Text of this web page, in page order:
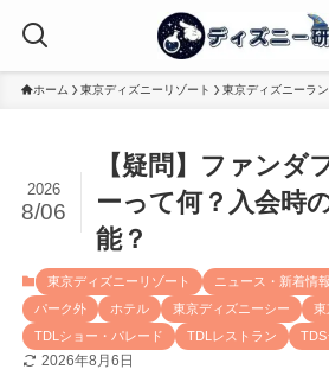
ホーム 東京ディズニーリゾート 東京ディズニーラ
【疑問】ファンダ
ーって何？入会時
能？
2026
8/06
東京ディズニーリゾート ニュース・新着情報
パーク外
ホテル 東京ディズニーシー
東
TDLショー・パレード
TDLレストラン TDS
2026年8月6日